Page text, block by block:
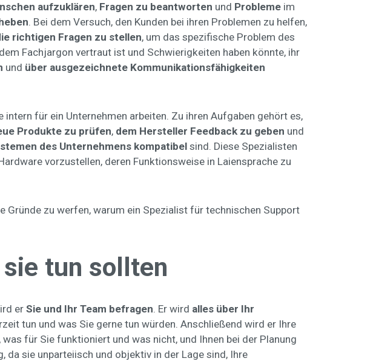
aufzuklären, Fragen zu beantworten und Probleme im
. Bei dem Versuch, den Kunden bei ihren Problemen zu helfen,
richtigen Fragen zu stellen, um das spezifische Problem des
Fachjargon vertraut ist und Schwierigkeiten haben könnte, ihr
und über ausgezeichnete Kommunikationsfähigkeiten
für ein Unternehmen arbeiten. Zu ihren Aufgaben gehört es,
Produkte zu prüfen, dem Hersteller Feedback zu geben und
des Unternehmens kompatibel sind. Diese Spezialisten
vorzustellen, deren Funktionsweise in Laiensprache zu
Gründe zu werfen, warum ein Spezialist für technischen Support
tun sollten
er Sie und Ihr Team befragen. Er wird alles über Ihr
tun und was Sie gerne tun würden. Anschließend wird er Ihre
für Sie funktioniert und was nicht, und Ihnen bei der Planung
sie unparteiisch und objektiv in der Lage sind, Ihre